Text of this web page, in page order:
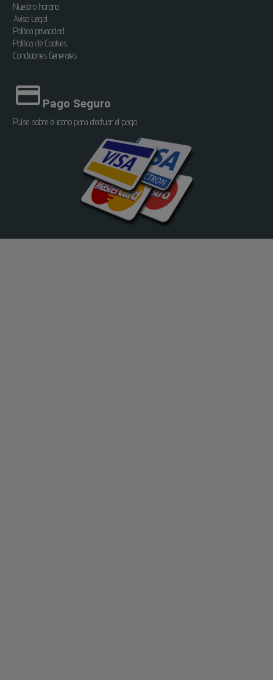
Nuestro horario
Aviso Legal
Política privacidad
Política de Cookies
Condiciones Generales
Pago Seguro
Pulse sobre el icono para efectuar el pago